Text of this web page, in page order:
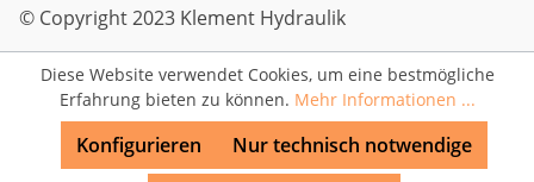
© Copyright 2023 Klement Hydraulik
Diese Website verwendet Cookies, um eine bestmögliche
Erfahrung bieten zu können. Mehr Informationen ...
Nur technisch notwendige
Konfigurieren